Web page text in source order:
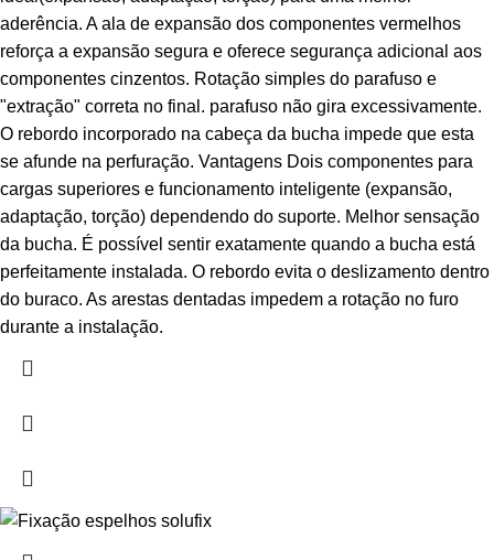
aderência. A ala de expansão dos componentes vermelhos
reforça a expansão segura e oferece segurança adicional aos
componentes cinzentos. Rotação simples do parafuso e
"extração" correta no final. parafuso não gira excessivamente.
O rebordo incorporado na cabeça da bucha impede que esta
se afunde na perfuração. Vantagens Dois componentes para
cargas superiores e funcionamento inteligente (expansão,
adaptação, torção) dependendo do suporte. Melhor sensação
da bucha. É possível sentir exatamente quando a bucha está
perfeitamente instalada. O rebordo evita o deslizamento dentro
do buraco. As arestas dentadas impedem a rotação no furo
durante a instalação.